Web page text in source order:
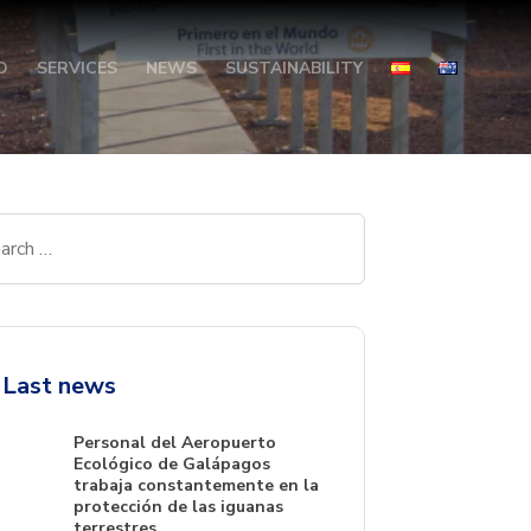
SERVICES NEWS SUSTAINABILITY
Last news
Personal del Aeropuerto
Ecológico de Galápagos
trabaja constantemente en la
protección de las iguanas